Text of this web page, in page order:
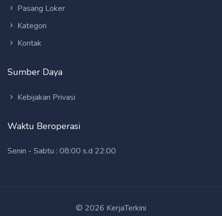
Pasang Loker
Kategori
Kontak
Sumber Daya
Kebijakan Privasi
Waktu Beroperasi
Senin - Sabtu : 08:00 s.d 22:00
© 2026 KerjaTerkini